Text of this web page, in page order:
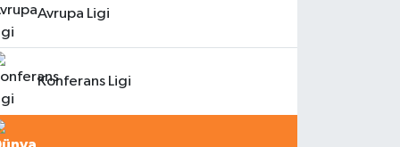
Avrupa Ligi
Konferans Ligi